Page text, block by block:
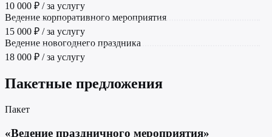
10 000 ₽ / за услугу
Ведение корпоративного мероприятия
15 000 ₽ / за услугу
Ведение новогоднего праздника
18 000 ₽ / за услугу
Пакетные предложения
Пакет
«Ведение праздничного мероприятия»